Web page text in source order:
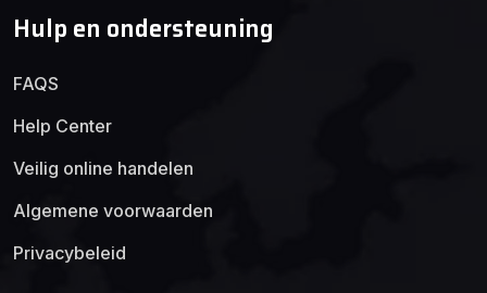
Hulp en ondersteuning
FAQS
Help Center
Veilig online handelen
Algemene voorwaarden
Privacybeleid